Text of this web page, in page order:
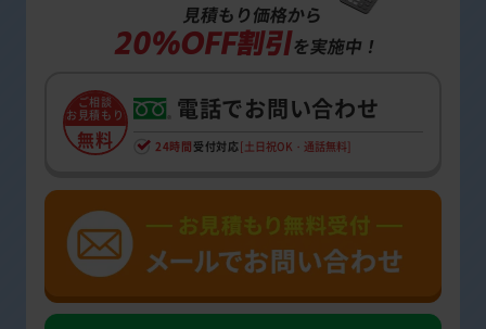
見積もり価格から
20%OFF割引を実施中！
ご相談
お見積もり
無料
電話でお問い合わせ
24時間 受付対応 [土日祝OK・通話無料]